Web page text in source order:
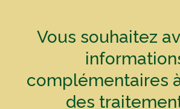
Vous souhaitez
complémentaires
des